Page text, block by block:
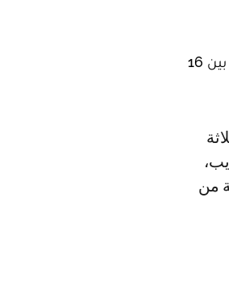
حددت لجنة العمل التفتيشية، "تاسك فورص"، نوعية المنشآت التي ينبغي معاينتها خلال مهمتها التفتيشية بالمغرب بين 16
من